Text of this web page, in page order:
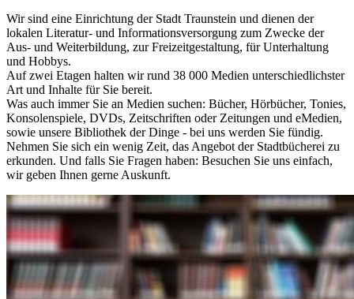
Wir sind eine Einrichtung der Stadt Traunstein und dienen der
lokalen Literatur- und Informationsversorgung zum Zwecke der
Aus- und Weiterbildung, zur Freizeitgestaltung, für Unterhaltung
und Hobbys.
Auf zwei Etagen halten wir rund 38 000 Medien unterschiedlichster
Art und Inhalte für Sie bereit.
Was auch immer Sie an Medien suchen: Bücher, Hörbücher, Tonies,
Konsolenspiele, DVDs, Zeitschriften oder Zeitungen und eMedien,
sowie unsere Bibliothek der Dinge - bei uns werden Sie fündig.
Nehmen Sie sich ein wenig Zeit, das Angebot der Stadtbücherei zu
erkunden. Und falls Sie Fragen haben: Besuchen Sie uns einfach,
wir geben Ihnen gerne Auskunft.